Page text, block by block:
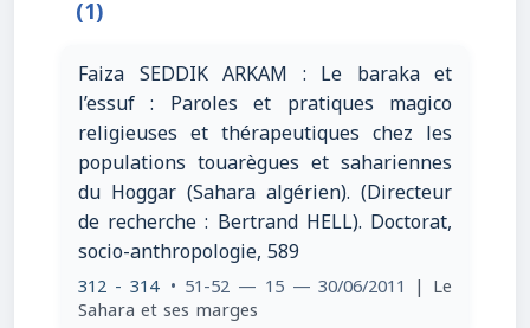
(1)
Faiza SEDDIK ARKAM : Le baraka et
l’essuf : Paroles et pratiques magico
religieuses et thérapeutiques chez les
populations touarègues et sahariennes
du Hoggar (Sahara algérien). (Directeur
de recherche : Bertrand HELL). Doctorat,
socio-anthropologie, 589
312 - 314 • 51-52 — 15 — 30/06/2011 | Le
Sahara et ses marges